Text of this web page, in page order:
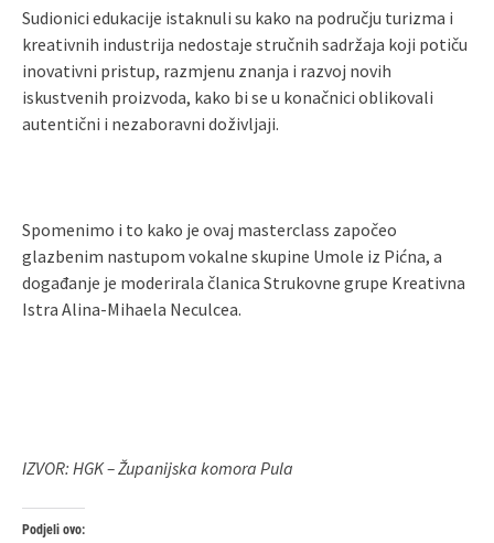
Sudionici edukacije istaknuli su kako na području turizma i
kreativnih industrija nedostaje stručnih sadržaja koji potiču
inovativni pristup, razmjenu znanja i razvoj novih
iskustvenih proizvoda, kako bi se u konačnici oblikovali
autentični i nezaboravni doživljaji.
Spomenimo i to kako je ovaj masterclass započeo
glazbenim nastupom vokalne skupine Umole iz Pićna, a
događanje je moderirala članica Strukovne grupe Kreativna
Istra Alina-Mihaela Neculcea.
IZVOR: HGK – Županijska komora Pula
Podjeli ovo: